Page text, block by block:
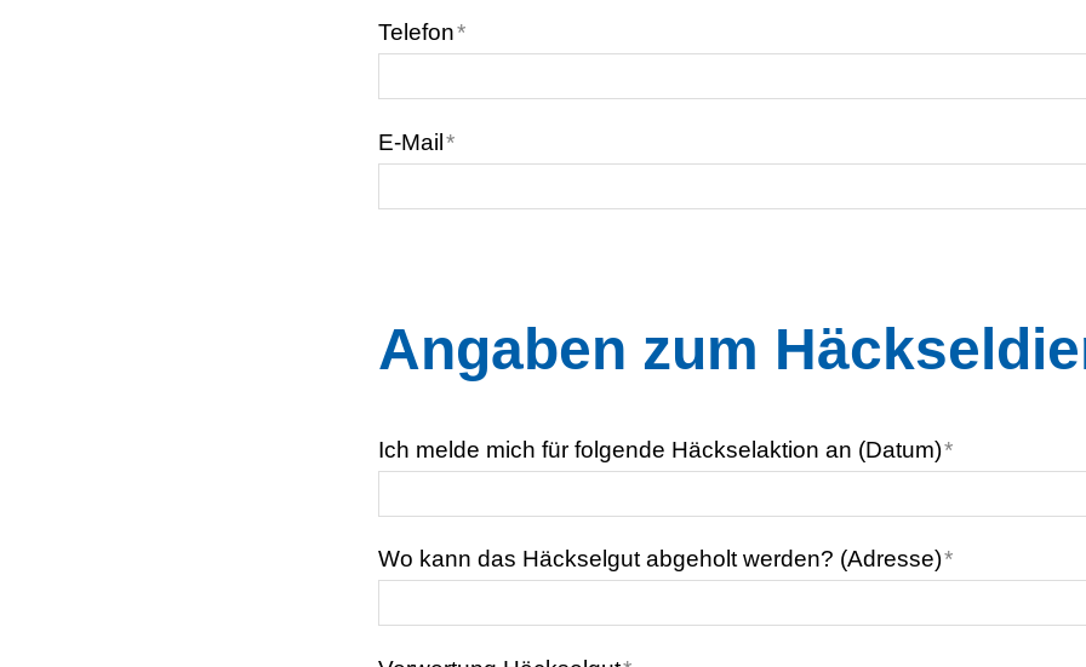
Telefon*
E-Mail*
Angaben zum
Ich melde mich für folgende Häckselaktion an (Datum)*
Wo kann das Häckselgut abgeholt werden? (Adresse)*